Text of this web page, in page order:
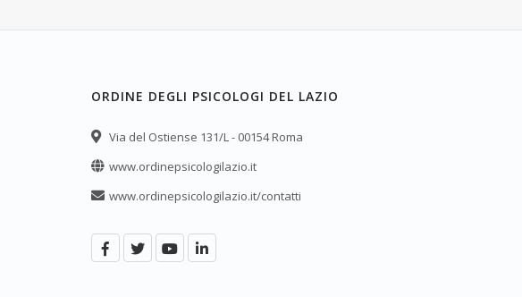
ORDINE DEGLI PSICOLOGI DEL LAZIO
Via del Ostiense 131/L - 00154 Roma
www.ordinepsicologilazio.it
www.ordinepsicologilazio.it/contatti